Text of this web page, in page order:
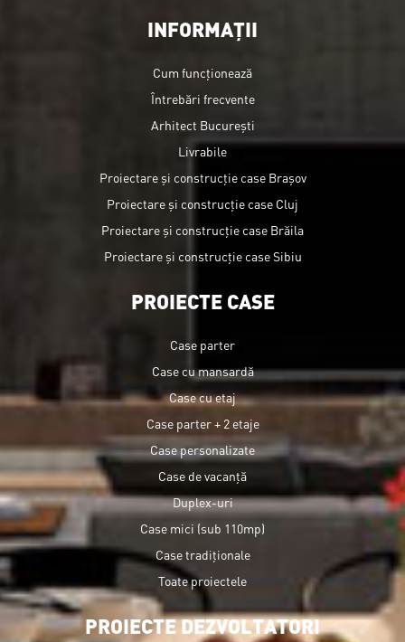
INFORMAȚII
Cum funcționează
Întrebări frecvente
Arhitect București
Livrabile
Proiectare și construcție case Brașov
Proiectare și construcție case Cluj
Proiectare și construcție case Brăila
Proiectare și construcție case Sibiu
PROIECTE CASE
Case parter
Case cu mansardă
Case cu etaj
Case parter + 2 etaje
Case personalizate
Case de vacanță
Duplex-uri
Case mici (sub 110mp)
Case tradiționale
Toate proiectele
PROIECTE DEZVOLTATORI